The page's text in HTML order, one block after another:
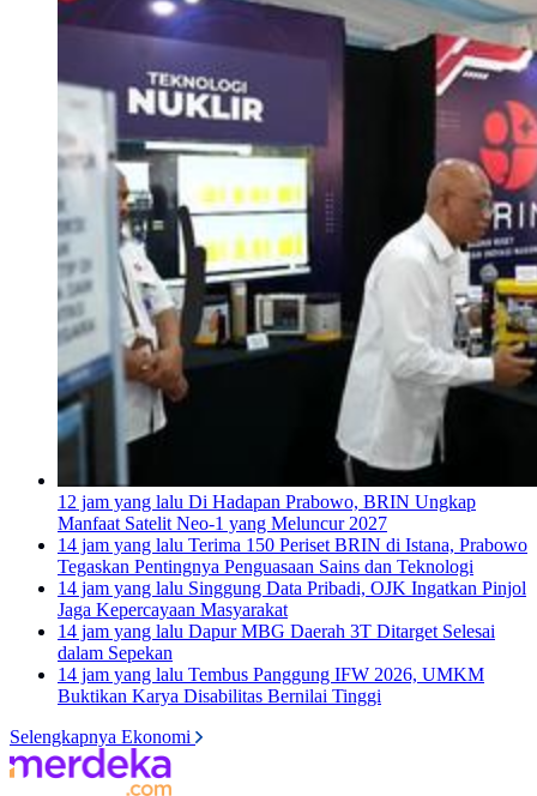
12 jam yang lalu Di Hadapan Prabowo, BRIN Ungkap
Manfaat Satelit Neo-1 yang Meluncur 2027
14 jam yang lalu Terima 150 Periset BRIN di Istana, Prabowo
Tegaskan Pentingnya Penguasaan Sains dan Teknologi
14 jam yang lalu Singgung Data Pribadi, OJK Ingatkan Pinjol
Jaga Kepercayaan Masyarakat
14 jam yang lalu Dapur MBG Daerah 3T Ditarget Selesai
dalam Sepekan
14 jam yang lalu Tembus Panggung IFW 2026, UMKM
Buktikan Karya Disabilitas Bernilai Tinggi
Selengkapnya Ekonomi